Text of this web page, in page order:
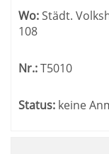
Wo:Städt.
108
Nr.:T5010
Status: keine